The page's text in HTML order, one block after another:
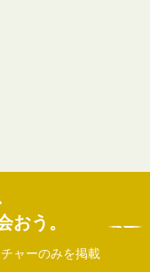
おう。
ャーのみを掲載